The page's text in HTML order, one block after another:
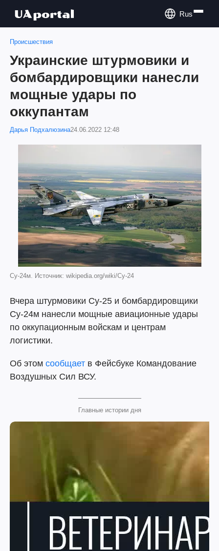
Rus
Происшествия
Украинские штурмовики и
бомбардировщики нанесли
мощные удары по
оккупантам
Дарья Подхалюзина24.06.2022 12:48
Су-24м. Источник: wikipedia.org/wiki/Су-24
Вчера штурмовики Су-25 и бомбардировщики
Су-24м нанесли мощные авиационные удары
по оккупационным войскам и центрам
логистики.
Об этом сообщает в Фейсбуке Командование
Воздушных Сил ВСУ.
Главные истории дня